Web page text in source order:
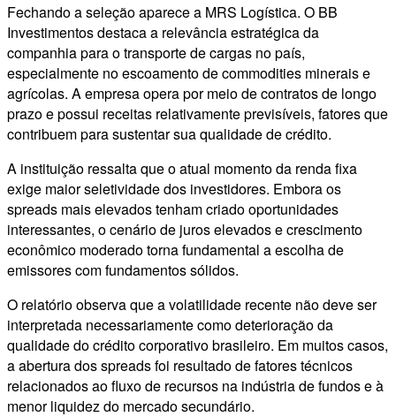
Fechando a seleção aparece a MRS Logística. O BB
Investimentos destaca a relevância estratégica da
companhia para o transporte de cargas no país,
especialmente no escoamento de commodities minerais e
agrícolas. A empresa opera por meio de contratos de longo
prazo e possui receitas relativamente previsíveis, fatores que
contribuem para sustentar sua qualidade de crédito.
A instituição ressalta que o atual momento da renda fixa
exige maior seletividade dos investidores. Embora os
spreads mais elevados tenham criado oportunidades
interessantes, o cenário de juros elevados e crescimento
econômico moderado torna fundamental a escolha de
emissores com fundamentos sólidos.
O relatório observa que a volatilidade recente não deve ser
interpretada necessariamente como deterioração da
qualidade do crédito corporativo brasileiro. Em muitos casos,
a abertura dos spreads foi resultado de fatores técnicos
relacionados ao fluxo de recursos na indústria de fundos e à
menor liquidez do mercado secundário.